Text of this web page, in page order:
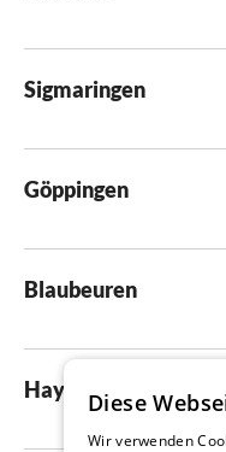
Sigmaringen
Göppingen
Blaubeuren
HayingenDiese
Wir verwenden